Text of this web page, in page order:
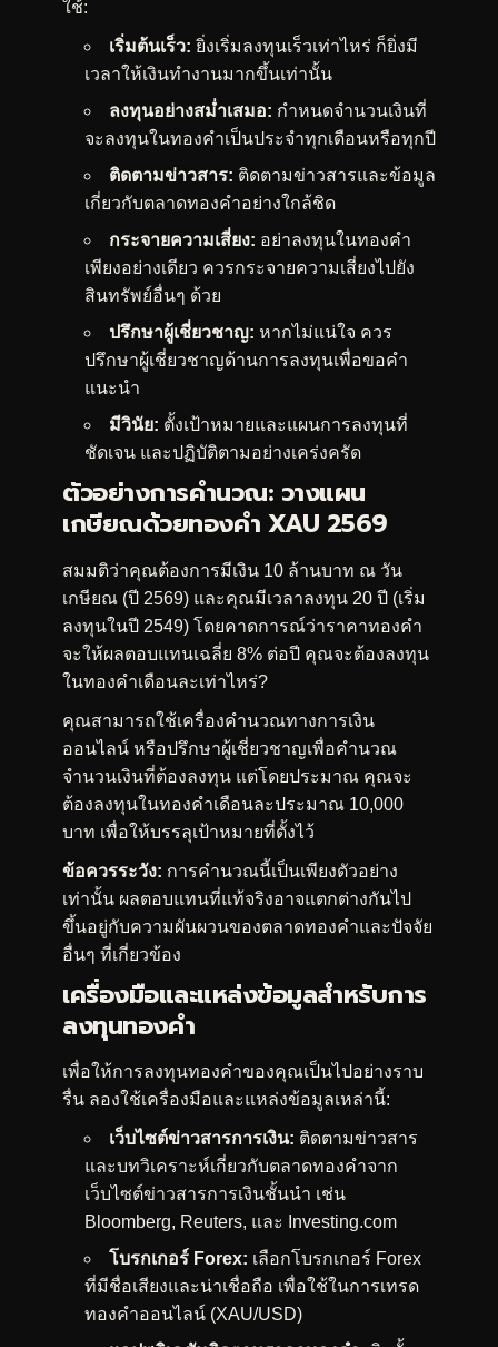
ใช้:
เริ่มต้นเร็ว: ยิ่งเริ่มลงทุนเร็วเท่าไหร่ ก็ยิ่งมี
เวลาให้เงินทำงานมากขึ้นเท่านั้น
ลงทุนอย่างสม่ำเสมอ: กำหนดจำนวนเงินที่
จะลงทุนในทองคำเป็นประจำทุกเดือนหรือทุกปี
ติดตามข่าวสาร: ติดตามข่าวสารและข้อมูล
เกี่ยวกับตลาดทองคำอย่างใกล้ชิด
กระจายความเสี่ยง: อย่าลงทุนในทองคำ
เพียงอย่างเดียว ควรกระจายความเสี่ยงไปยัง
สินทรัพย์อื่นๆ ด้วย
ปรึกษาผู้เชี่ยวชาญ: หากไม่แน่ใจ ควร
ปรึกษาผู้เชี่ยวชาญด้านการลงทุนเพื่อขอคำ
แนะนำ
มีวินัย: ตั้งเป้าหมายและแผนการลงทุนที่
ชัดเจน และปฏิบัติตามอย่างเคร่งครัด
ตัวอย่างการคำนวณ: วางแผน
เกษียณด้วยทองคำ XAU 2569
สมมติว่าคุณต้องการมีเงิน 10 ล้านบาท ณ วัน
เกษียณ (ปี 2569) และคุณมีเวลาลงทุน 20 ปี (เริ่ม
ลงทุนในปี 2549) โดยคาดการณ์ว่าราคาทองคำ
จะให้ผลตอบแทนเฉลี่ย 8% ต่อปี คุณจะต้องลงทุน
ในทองคำเดือนละเท่าไหร่?
คุณสามารถใช้เครื่องคำนวณทางการเงิน
ออนไลน์ หรือปรึกษาผู้เชี่ยวชาญเพื่อคำนวณ
จำนวนเงินที่ต้องลงทุน แต่โดยประมาณ คุณจะ
ต้องลงทุนในทองคำเดือนละประมาณ 10,000
บาท เพื่อให้บรรลุเป้าหมายที่ตั้งไว้
ข้อควรระวัง: การคำนวณนี้เป็นเพียงตัวอย่าง
เท่านั้น ผลตอบแทนที่แท้จริงอาจแตกต่างกันไป
ขึ้นอยู่กับความผันผวนของตลาดทองคำและปัจจัย
อื่นๆ ที่เกี่ยวข้อง
เครื่องมือและแหล่งข้อมูลสำหรับการ
ลงทุนทองคำ
เพื่อให้การลงทุนทองคำของคุณเป็นไปอย่างราบ
รื่น ลองใช้เครื่องมือและแหล่งข้อมูลเหล่านี้:
เว็บไซต์ข่าวสารการเงิน: ติดตามข่าวสาร
และบทวิเคราะห์เกี่ยวกับตลาดทองคำจาก
เว็บไซต์ข่าวสารการเงินชั้นนำ เช่น
Bloomberg, Reuters, และ Investing.com
โบรกเกอร์ Forex: เลือกโบรกเกอร์ Forex
ที่มีชื่อเสียงและน่าเชื่อถือ เพื่อใช้ในการเทรด
ทองคำออนไลน์ (XAU/USD)